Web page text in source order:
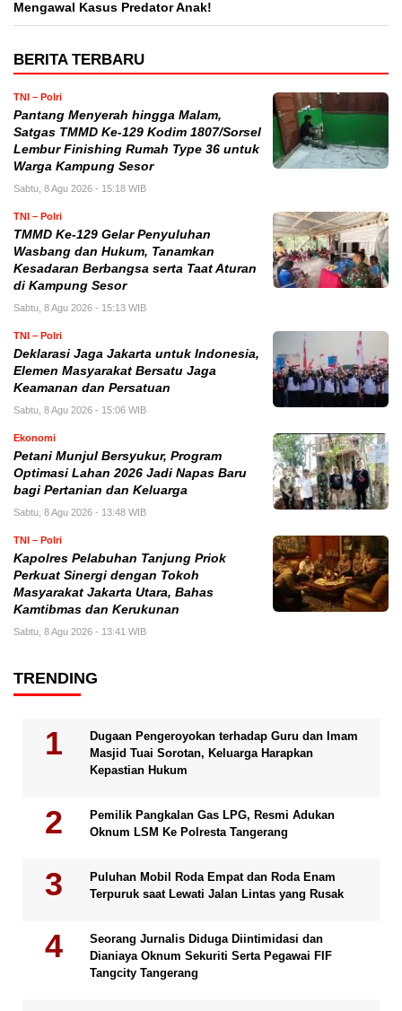
Mengawal Kasus Predator Anak!
BERITA TERBARU
TNI – Polri
Pantang Menyerah hingga Malam,
Satgas TMMD Ke-129 Kodim 1807/Sorsel
Lembur Finishing Rumah Type 36 untuk
Warga Kampung Sesor
Sabtu, 8 Agu 2026 - 15:18 WIB
TNI – Polri
TMMD Ke-129 Gelar Penyuluhan
Wasbang dan Hukum, Tanamkan
Kesadaran Berbangsa serta Taat Aturan
di Kampung Sesor
Sabtu, 8 Agu 2026 - 15:13 WIB
TNI – Polri
Deklarasi Jaga Jakarta untuk Indonesia,
Elemen Masyarakat Bersatu Jaga
Keamanan dan Persatuan
Sabtu, 8 Agu 2026 - 15:06 WIB
Ekonomi
Petani Munjul Bersyukur, Program
Optimasi Lahan 2026 Jadi Napas Baru
bagi Pertanian dan Keluarga
Sabtu, 8 Agu 2026 - 13:48 WIB
TNI – Polri
Kapolres Pelabuhan Tanjung Priok
Perkuat Sinergi dengan Tokoh
Masyarakat Jakarta Utara, Bahas
Kamtibmas dan Kerukunan
Sabtu, 8 Agu 2026 - 13:41 WIB
TRENDING
Dugaan Pengeroyokan terhadap Guru dan Imam
Masjid Tuai Sorotan, Keluarga Harapkan
Kepastian Hukum
Pemilik Pangkalan Gas LPG, Resmi Adukan
Oknum LSM Ke Polresta Tangerang
Puluhan Mobil Roda Empat dan Roda Enam
Terpuruk saat Lewati Jalan Lintas yang Rusak
Seorang Jurnalis Diduga Diintimidasi dan
Dianiaya Oknum Sekuriti Serta Pegawai FIF
Tangcity Tangerang